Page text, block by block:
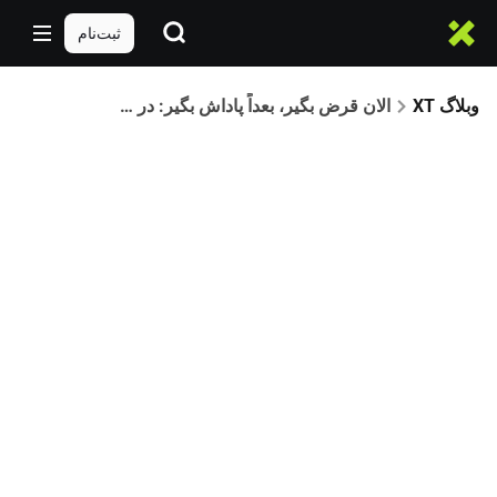
ثبت‌نام
وبلاگ XT الان قرض بگیر، بعداً پاداش بگیر: در رویداد وام VIP صرافی XT شرکت کن و 1 کیلوگرم طلا برنده شو